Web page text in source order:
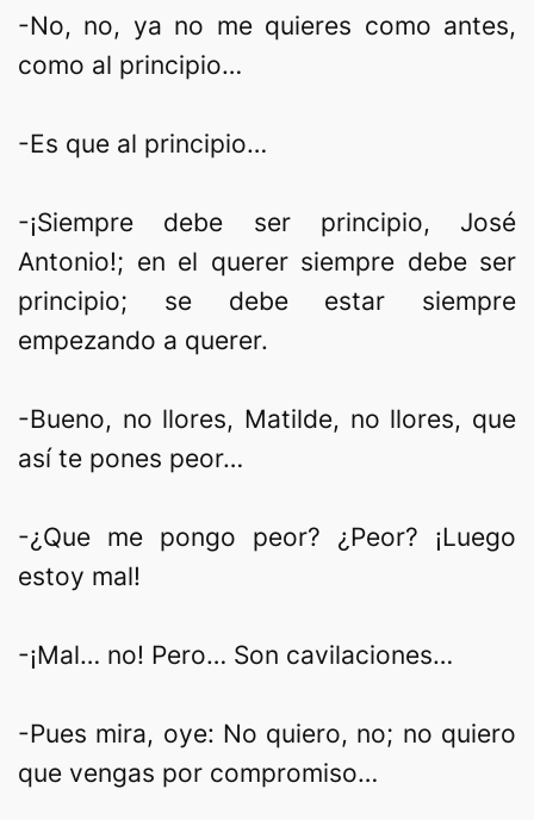
-No, no, ya no me quieres como antes,
como al principio…
-Es que al principio…
-¡Siempre debe ser principio, José
Antonio!; en el querer siempre debe ser
principio; se debe estar siempre
empezando a querer.
-Bueno, no llores, Matilde, no llores, que
así te pones peor…
-¿Que me pongo peor? ¿Peor? ¡Luego
estoy mal!
-¡Mal… no! Pero… Son cavilaciones…
-Pues mira, oye: No quiero, no; no quiero
que vengas por compromiso…